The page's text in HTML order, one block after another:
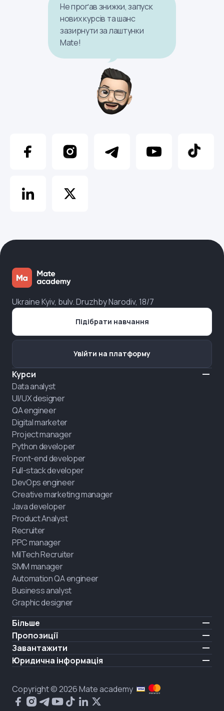
Не проґав знижки, запуск
нових курсів та шанс
зазирнути за лаштунки
Mate!
Ukraine Kyiv, bulv. Druzhby Narodiv, 18/7
Курси
Data analyst
UI/UX designer
QA engineer
Digital marketer
Project manager
Python developer
Front-end developer
Full-stack developer
DevOps engineer
Creative marketing manager
Java developer
Product Analyst
Recruiter
PPC manager
MilTech Recruiter
SMM manager
Automation QA engineer
Business analyst
Graphic designer
Більше
Ціни
Відгуки
Про нас
Блог
Стан ринку IT
Питання і відповіді про IT
Пропозиції
IT для ветеранів
Найняти випускника
Навчання повного дня
Завантажити
iOS
Юридична інформація
Політика конфіденційності
Політика cookies
Публічний договір
Підібрати навчання
Увійти на платформу
Copyright © 2026 Mate academy